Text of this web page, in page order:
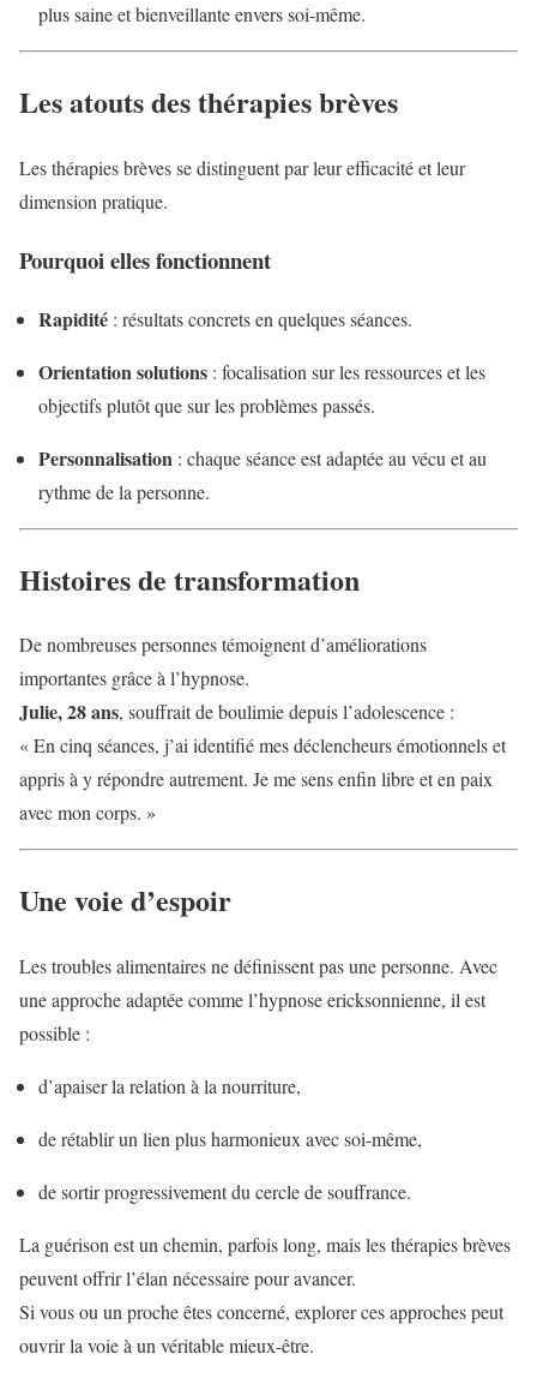
plus saine et bienveillante envers soi-même.
Les atouts des thérapies brèves
Les thérapies brèves se distinguent par leur efficacité et leur
dimension pratique.
Pourquoi elles fonctionnent
Rapidité : résultats concrets en quelques séances.
Orientation solutions : focalisation sur les ressources et les
objectifs plutôt que sur les problèmes passés.
Personnalisation : chaque séance est adaptée au vécu et au
rythme de la personne.
Histoires de transformation
De nombreuses personnes témoignent d’améliorations
importantes grâce à l’hypnose.
Julie, 28 ans, souffrait de boulimie depuis l’adolescence :
« En cinq séances, j’ai identifié mes déclencheurs émotionnels et
appris à y répondre autrement. Je me sens enfin libre et en paix
avec mon corps. »
Une voie d’espoir
Les troubles alimentaires ne définissent pas une personne. Avec
une approche adaptée comme l’hypnose ericksonnienne, il est
possible :
d’apaiser la relation à la nourriture,
de rétablir un lien plus harmonieux avec soi-même,
de sortir progressivement du cercle de souffrance.
La guérison est un chemin, parfois long, mais les thérapies brèves
peuvent offrir l’élan nécessaire pour avancer.
Si vous ou un proche êtes concerné, explorer ces approches peut
ouvrir la voie à un véritable mieux-être.